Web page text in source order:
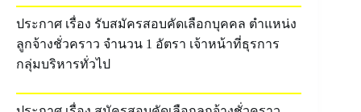
ประกาศ เรื่อง รับสมัครสอบคัดเลือกบุคคล ตำแหน่ง
ลูกจ้างชั่วคราว จำนวน 1 อัตรา เจ้าหน้าที่ธุรการ
กลุ่มบริหารทั่วไป